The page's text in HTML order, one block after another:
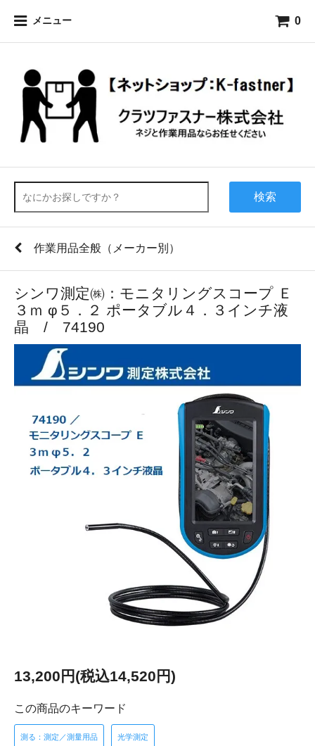
メニュー 0
検索
作業用品全般（メーカー別）
シンワ測定㈱：モニタリングスコープ Ｅ
３ｍ φ５．２ ポータブル４．３インチ液
晶 / 74190
13,200円(税込14,520円)
この商品のキーワード
測る：測定／測量用品 光学測定